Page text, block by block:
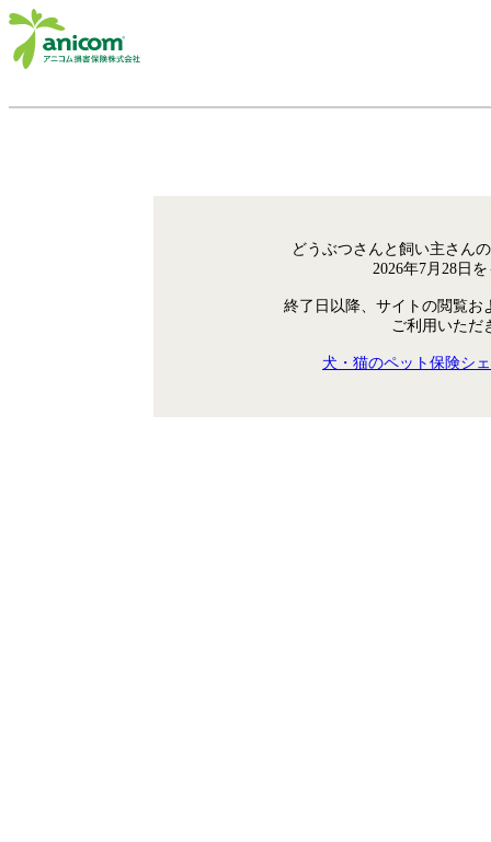
どうぶつさんと飼い主さん
2026年7月28日
終了日以降、サイトの閲覧お
ご利用いただ
犬・猫のペット保険シ